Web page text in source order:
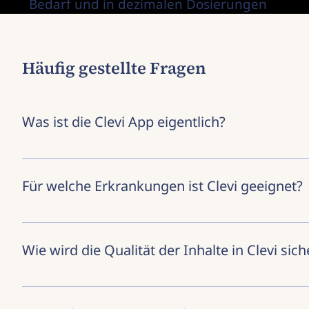
Bedarf und in dezimalen Dosierungen
Häufig gestellte Fragen
Was ist die Clevi App eigentlich?
TBD Clevi ist dein digitaler
Struktur in komplexe Phasen.
Für welche Erkrankungen ist Clevi geeignet?
Clevi unterstützt dich in verschiedenen
Schuppenflechte, Systemischem Lupus
Wie wird die Qualität der Inhalte in Clevi
Clevi wird mit größter Sorgfalt entwickelt – in